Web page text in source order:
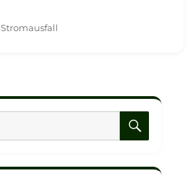
Schlagwörter
Stromausfall